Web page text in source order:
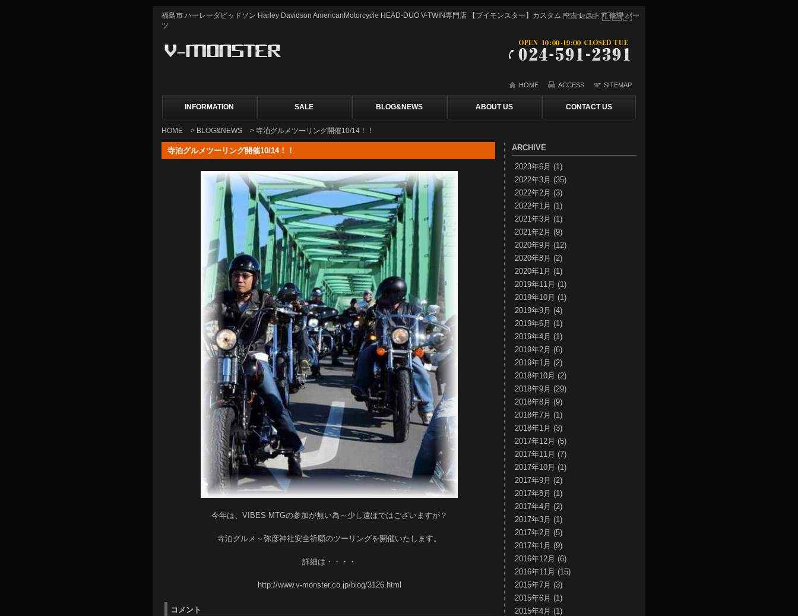
福島市 ハーレーダビッドソン Harley Davidson AmericanMotorcycle HEAD-DUO V-TWIN専門店 【ブイモンスター】カスタム 中古 レストア 修理 パー
ツ
FONTSIZE： L M S
HOME ACCESS SITEMAP
INFORMATION SALE BLOG&NEWS ABOUT US CONTACT US
HOME > BLOG&NEWS > 寺泊グルメツーリング開催10/14！！
寺泊グルメツーリング開催10/14！！
今年は、VIBES MTGの参加が無い為～少し遠ぽではございますが？
寺泊グルメ～弥彦神社安全祈願のツーリングを開催いたします。
詳細は・・・・
http://www.v-monster.co.jp/blog/3126.html
コメント
ARCHIVE
2023年6月 (1)
2022年3月 (35)
2022年2月 (3)
2022年1月 (1)
2021年3月 (1)
2021年2月 (9)
2020年9月 (12)
2020年8月 (2)
2020年1月 (1)
2019年11月 (1)
2019年10月 (1)
2019年9月 (4)
2019年6月 (1)
2019年4月 (1)
2019年2月 (6)
2019年1月 (2)
2018年10月 (2)
2018年9月 (29)
2018年8月 (9)
2018年7月 (1)
2018年1月 (3)
2017年12月 (5)
2017年11月 (7)
2017年10月 (1)
2017年9月 (2)
2017年8月 (1)
2017年4月 (2)
2017年3月 (1)
2017年2月 (5)
2017年1月 (9)
2016年12月 (6)
2016年11月 (15)
2015年7月 (3)
2015年6月 (1)
2015年4月 (1)